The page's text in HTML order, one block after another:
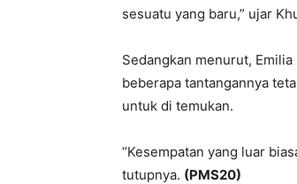
sesuatu yang baru,” ujar
Sedangkan menurut,
beberapa tantangannya
untuk di temukan.
“Kesempatan yang luar
tutupnya. (PMS20)